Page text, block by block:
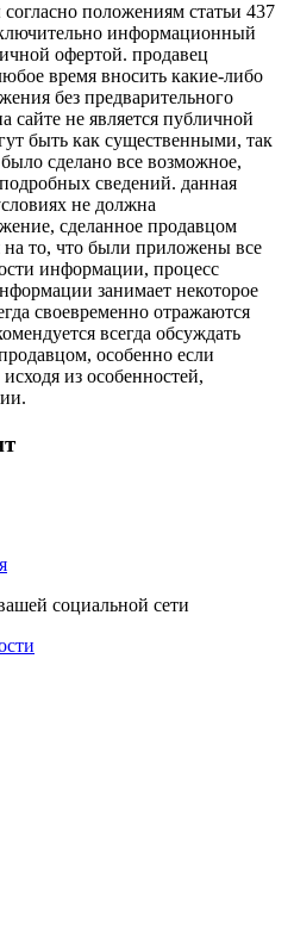
положениям статьи 437
информационный
офертой. продавец
время вносить какие-либо
без предварительного
сайте не является публичной
быть как существенными, так
сделано все возможное,
сведений. данная
не должна
сделанное продавцом
на то, что были приложены все
информации, процесс
занимает некоторое
своевременно отражаются
всегда обсуждать
особенно если
из особенностей,
социальной сети